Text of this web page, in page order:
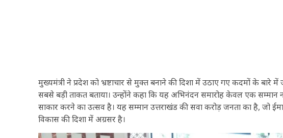
मुख्यमंत्री ने प्रदेश को भ्रष्टाचार से मुक्त बनाने की दिशा में उठाए गए कदमों के
सबसे बड़ी ताकत बताया। उन्होंने कहा कि यह अभिनंदन समारोह केवल एक सम्मान
साकार करने का उत्सव है। यह सम्मान उत्तराखंड की सवा करोड़ जनता का है, जो
विकास की दिशा में अग्रसर है।